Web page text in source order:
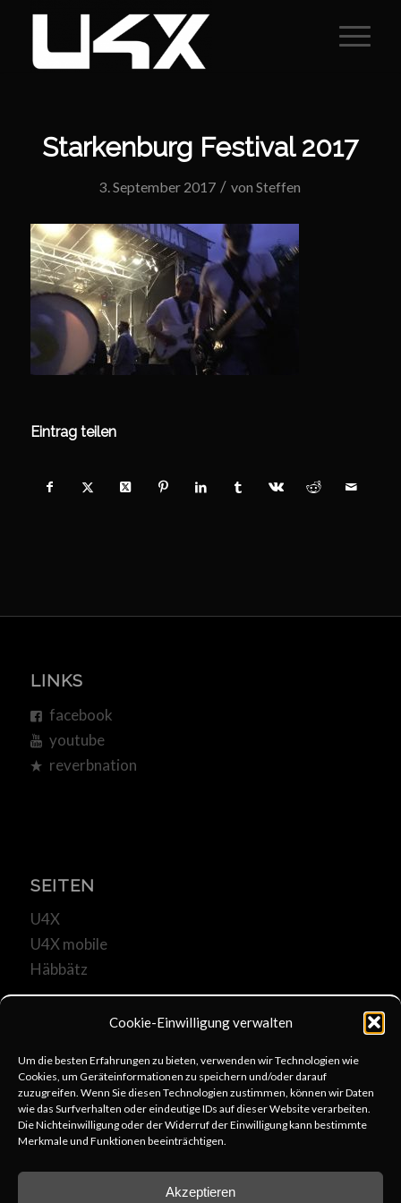
Cookie-Einwilligung verwalten
Um die besten Erfahrungen zu bieten, verwenden wir Technologien wie
Cookies, um Geräteinformationen zu speichern und/oder darauf
zuzugreifen. Wenn Sie diesen Technologien zustimmen, können wir Daten
wie das Surfverhalten oder eindeutige IDs auf dieser Website verarbeiten.
Die Nichteinwilligung oder der Widerruf der Einwilligung kann bestimmte
Merkmale und Funktionen beeinträchtigen.
Akzeptieren
Starkenburg Festival 2017
3. September 2017 / vonSteffen
Eintrag teilen
LINKS
facebook
youtube
reverbnation
SEITEN
U4X
U4X mobile
Häbbätz
KOMMUNIKATION
u4x@web.de
+49 6253 806333
schreib uns